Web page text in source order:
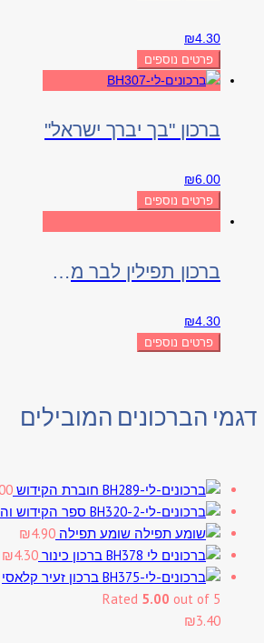
₪4.30
פרטים נוספים
ברכון "בך יברך ישראל"
₪6.00
פרטים נוספים
ברכון תפילין לבר מצווה
₪4.30
פרטים נוספים
דגמי הברכונים המובילים
חוברת הקידוש
ספר הקידוש
שומע תפילה
₪4.90
ברכון כינור
₪4.30
ברכון זעיר קלאסי
Rated 5.00 out of 5
₪3.40